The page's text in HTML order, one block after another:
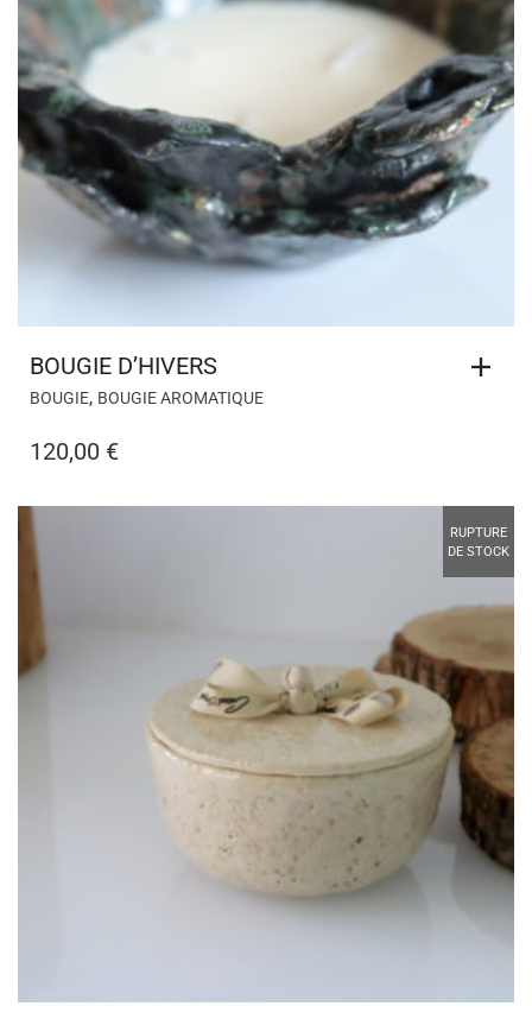
BOUGIE D’HIVERS
BOUGIE, BOUGIE AROMATIQUE
120,00 €
RUPTURE
DE STOCK